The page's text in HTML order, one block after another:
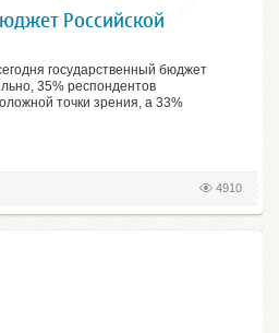
Российской
государственный бюджет
35% респондентов
точки зрения, а 33%
4910